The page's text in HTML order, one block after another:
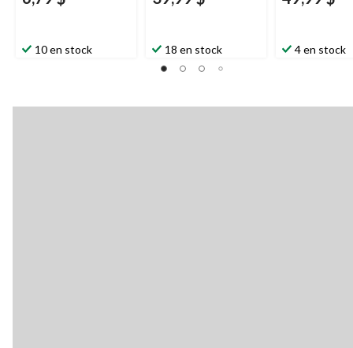
10 en stock 18 en stock 4 en stock